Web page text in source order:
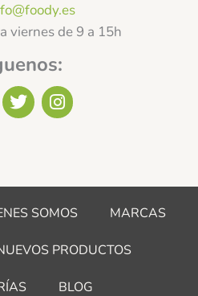
viernes de 9 a 15h
T
w
e
I
n
g
a
SOMOS MARCAS
PRODUCTOS
BLOG